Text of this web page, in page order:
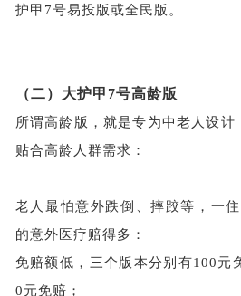
护甲 7号易投版或全民版。
（二） 大护甲 7号高龄版
所谓高龄版，就是专为中老人设计
贴合高龄人群需求：
老人最怕意外跌倒、摔跤等，一
的意外医疗赔得多：
免赔额低，三个版本分别有100元
0元免赔 ；